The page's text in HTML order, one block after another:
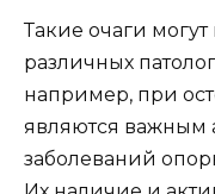
Такие очаги могут
различных
например, при
являются важным
заболеваний